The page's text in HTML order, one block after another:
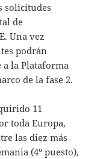
solicitudes
de
Una vez
podrán
la Plataforma
de la fase 2.
11
toda Europa,
las diez más
(4º puesto),